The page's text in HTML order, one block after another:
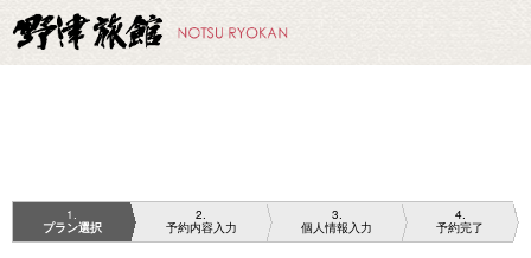
1
プラン選択
2
予約内容入力
3
個人情報入力
4
予約完了